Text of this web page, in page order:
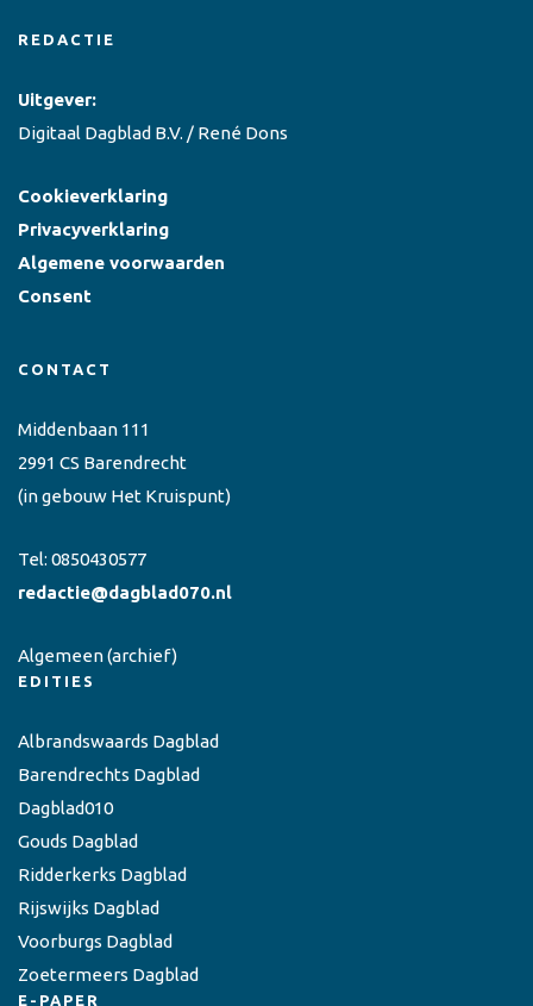
REDACTIE
Uitgever:
Digitaal Dagblad B.V. / René Dons
Cookieverklaring
Privacyverklaring
Algemene voorwaarden
Consent
CONTACT
Middenbaan 111
2991 CS Barendrecht
(in gebouw Het Kruispunt)
Tel: 0850430577
redactie@dagblad070.nl
Algemeen(archief)
EDITIES
Albrandswaards Dagblad
Barendrechts Dagblad
Dagblad010
Gouds Dagblad
Ridderkerks Dagblad
Rijswijks Dagblad
Voorburgs Dagblad
Zoetermeers Dagblad
E-PAPER